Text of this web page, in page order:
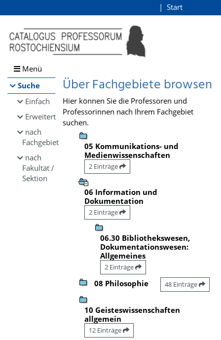
Browsen
direkt zum Inhalt
Start
Menü
Suche
Einfach
Erweitert
nach
Fachgebiet
nach
Fakultät /
Sektion
Über Fachgebiete browsen
Hier können Sie die Professoren und
Professorinnen nach Ihrem Fachgebiet
suchen.
05 Kommunikations- und
Medienwissenschaften
2 Einträge
06 Information und
Dokumentation
2 Einträge
06.30 Bibliothekswesen,
Dokumentationswesen:
Allgemeines
2 Einträge
08 Philosophie 48 Einträge
10 Geisteswissenschaften
allgemein
12 Einträge